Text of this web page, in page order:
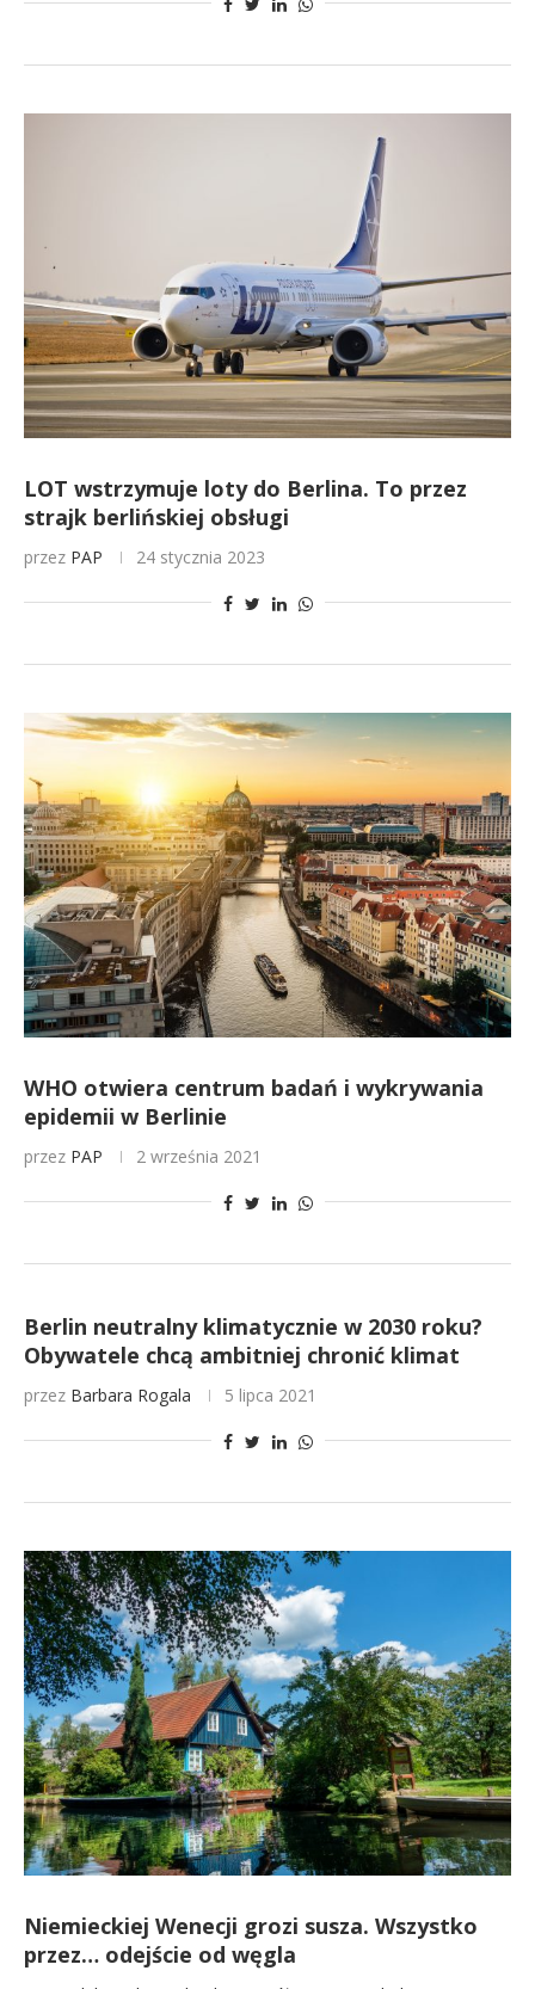
LOT wstrzymuje loty do Berlina. To przez
strajk berlińskiej obsługi
przez PAP 24 stycznia 2023
WHO otwiera centrum badań i wykrywania
epidemii w Berlinie
przez PAP 2 września 2021
Berlin neutralny klimatycznie w 2030 roku?
Obywatele chcą ambitniej chronić klimat
przez Barbara Rogala 5 lipca 2021
Niemieckiej Wenecji grozi susza. Wszystko
przez… odejście od węgla